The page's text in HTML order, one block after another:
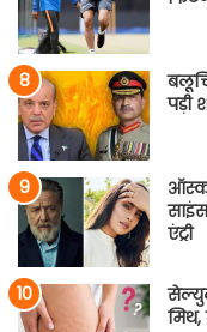
पड़ी
एंट्री
मिथ,